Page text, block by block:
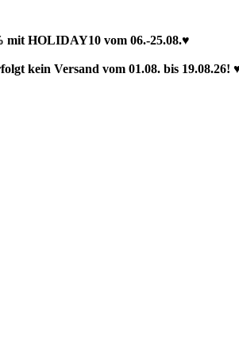
mit HOLIDAY10 vom 06.-25.08.♥
kein Versand vom 01.08. bis 19.08.26!